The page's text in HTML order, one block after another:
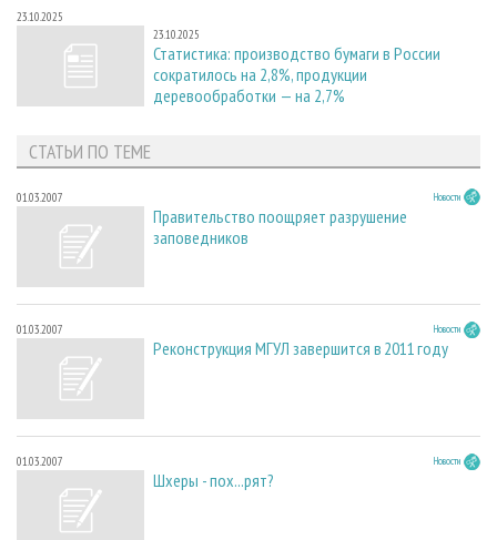
23.10.2025
23.10.2025
Статистика: производство бумаги в России
сократилось на 2,8%, продукции
деревообработки — на 2,7%
СТАТЬИ ПО ТЕМЕ
01.03.2007 Новости
Правительство поощряет разрушение
заповедников
01.03.2007 Новости
Реконструкция МГУЛ завершится в 2011 году
01.03.2007 Новости
Шхеры - пох...рят?